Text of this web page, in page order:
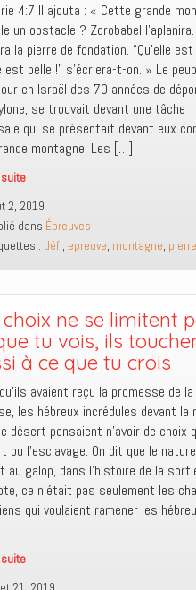
4:7 Il ajouta : « Cette grande
un obstacle ? Zorobabel
la pierre de fondation. “Qu’elle est
est belle !” s’écriera-t-on. » Le
en Israël des 70 années de
se trouvait devant une tâche
qui se présentait devant eux
montagne. Les […]
2, 2019
dans Épreuves
: défi, epreuve, montagne, pierre
choix ne se limitent
tu vois, ils
à ce que tu crois
avaient reçu la promesse de
les hébreux incrédules devant la
désert pensaient n’avoir de choix
ou l’esclavage. On dit que le
au galop, dans l’histoire de la
ce n’était pas seulement les
qui voulaient ramener les